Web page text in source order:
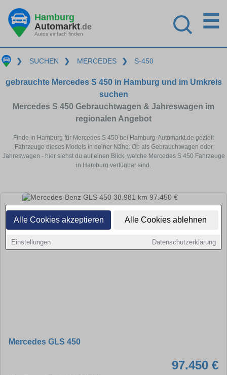
Alle Cookies akzeptieren Alle Cookies ablehnen
Einstellungen Datenschutzerklärung
Hamburg
Automarkt.de
Autos einfach finden
☰
❯ SUCHEN ❯ MERCEDES ❯ S-450
gebrauchte Mercedes S 450 in Hamburg und im Umkreis
suchen
Mercedes S 450 Gebrauchtwagen & Jahreswagen im
regionalen Angebot
Finde in Hamburg für Mercedes S 450 bei Hamburg-Automarkt.de gezielt
Fahrzeuge dieses Models in deiner Nähe. Ob als Gebrauchtwagen oder
Jahreswagen - hier siehst du auf einen Blick, welche Mercedes S 450 Fahrzeuge
in Hamburg verfügbar sind.
Mercedes GLS 450
97.450 €